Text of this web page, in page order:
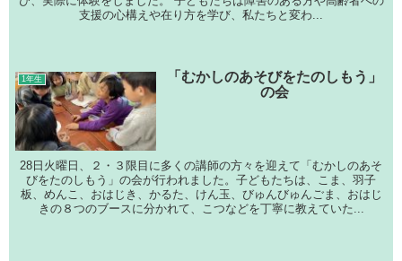
支援の心構えや在り方を学び、私たちと変わ...
1年生
「むかしのあそびをたのしもう」
の会
28日火曜日、２・３限目に多くの講師の方々を迎えて「むかしのあそ
びをたのしもう」の会が行われました。子どもたちは、こま、羽子
板、めんこ、おはじき、かるた、けん玉、びゅんびゅんごま、おはじ
きの８つのブースに分かれて、こつなどを丁寧に教えていた...